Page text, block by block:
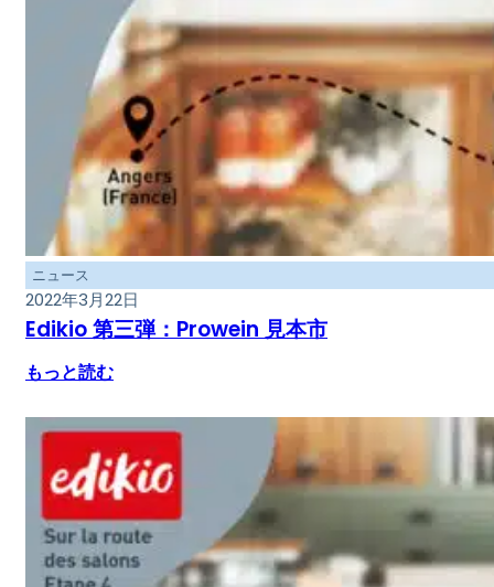
ニュース
2022年3月22日
Edikio 第三弾：Prowein 見本市
もっと読む